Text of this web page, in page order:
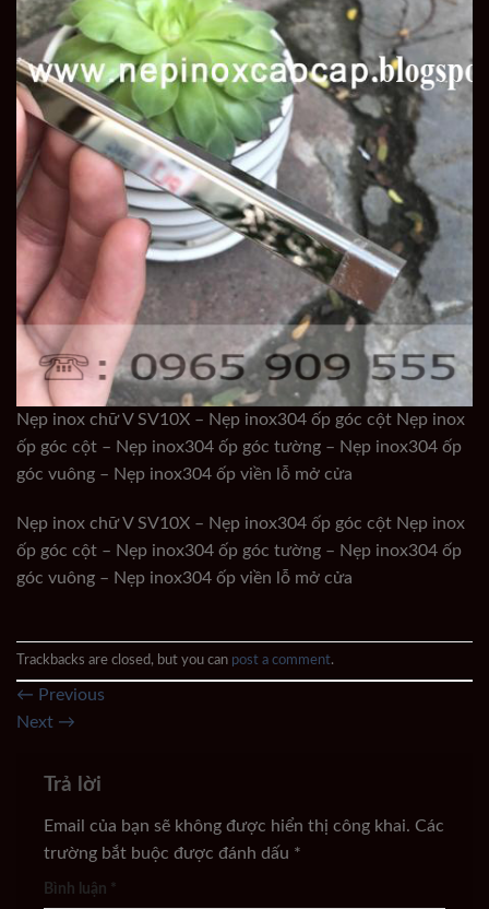
Nẹp inox chữ V SV10X – Nẹp inox304 ốp góc cột Nẹp inox
ốp góc cột – Nẹp inox304 ốp góc tường – Nẹp inox304 ốp
góc vuông – Nẹp inox304 ốp viền lỗ mở cửa
Nẹp inox chữ V SV10X – Nẹp inox304 ốp góc cột Nẹp inox
ốp góc cột – Nẹp inox304 ốp góc tường – Nẹp inox304 ốp
góc vuông – Nẹp inox304 ốp viền lỗ mở cửa
Trackbacks are closed, but you can post a comment.
← Previous
Next →
Trả lời
Email của bạn sẽ không được hiển thị công khai. Các
trường bắt buộc được đánh dấu *
Bình luận *